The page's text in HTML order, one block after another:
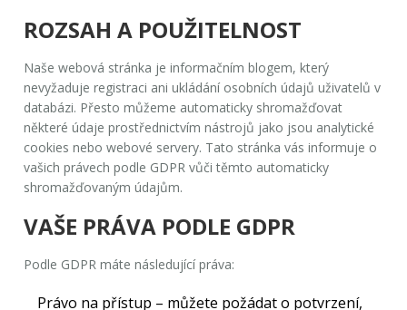
ROZSAH A POUŽITELNOST
Naše webová stránka je informačním blogem, který
nevyžaduje registraci ani ukládání osobních údajů uživatelů v
databázi. Přesto můžeme automaticky shromažďovat
některé údaje prostřednictvím nástrojů jako jsou analytické
cookies nebo webové servery. Tato stránka vás informuje o
vašich právech podle GDPR vůči těmto automaticky
shromažďovaným údajům.
VAŠE PRÁVA PODLE GDPR
Podle GDPR máte následující práva:
Právo na přístup – můžete požádat o potvrzení,